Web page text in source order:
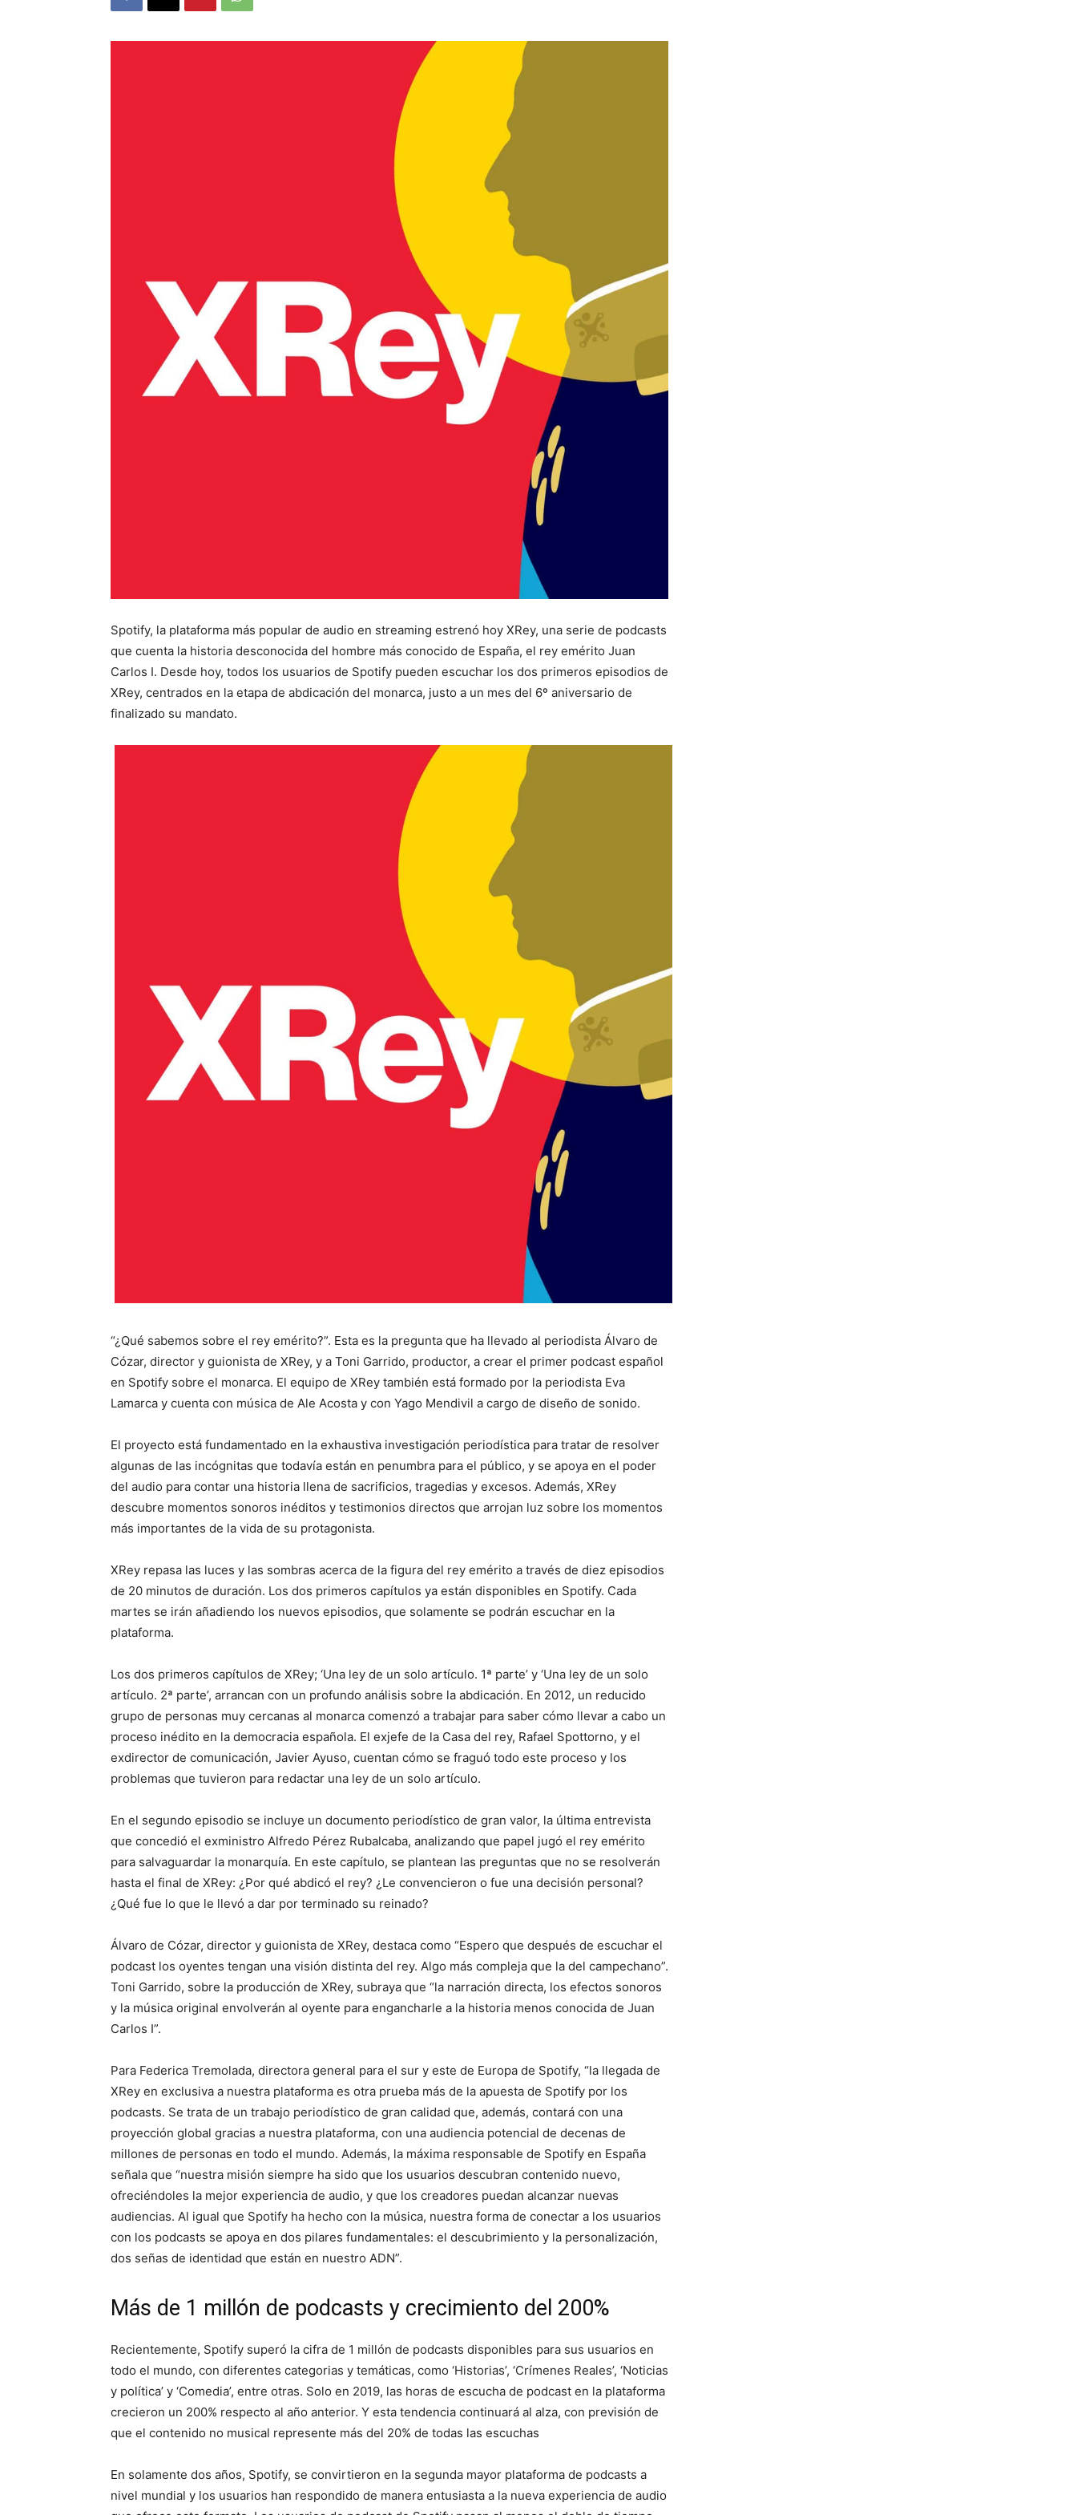
Spotify, la plataforma más popular de audio en streaming estrenó hoy XRey, una serie de podcasts
que cuenta la historia desconocida del hombre más conocido de España, el rey emérito Juan
Carlos I. Desde hoy, todos los usuarios de Spotify pueden escuchar los dos primeros episodios de
XRey, centrados en la etapa de abdicación del monarca, justo a un mes del 6º aniversario de
finalizado su mandato.
“¿Qué sabemos sobre el rey emérito?”. Esta es la pregunta que ha llevado al periodista Álvaro de
Cózar, director y guionista de XRey, y a Toni Garrido, productor, a crear el primer podcast español
en Spotify sobre el monarca. El equipo de XRey también está formado por la periodista Eva
Lamarca y cuenta con música de Ale Acosta y con Yago Mendivil a cargo de diseño de sonido.
El proyecto está fundamentado en la exhaustiva investigación periodística para tratar de resolver
algunas de las incógnitas que todavía están en penumbra para el público, y se apoya en el poder
del audio para contar una historia llena de sacrificios, tragedias y excesos. Además, XRey
descubre momentos sonoros inéditos y testimonios directos que arrojan luz sobre los momentos
más importantes de la vida de su protagonista.
XRey repasa las luces y las sombras acerca de la figura del rey emérito a través de diez episodios
de 20 minutos de duración. Los dos primeros capítulos ya están disponibles en Spotify. Cada
martes se irán añadiendo los nuevos episodios, que solamente se podrán escuchar en la
plataforma.
Los dos primeros capítulos de XRey; ‘Una ley de un solo artículo. 1ª parte’ y ‘Una ley de un solo
artículo. 2ª parte’, arrancan con un profundo análisis sobre la abdicación. En 2012, un reducido
grupo de personas muy cercanas al monarca comenzó a trabajar para saber cómo llevar a cabo un
proceso inédito en la democracia española. El exjefe de la Casa del rey, Rafael Spottorno, y el
exdirector de comunicación, Javier Ayuso, cuentan cómo se fraguó todo este proceso y los
problemas que tuvieron para redactar una ley de un solo artículo.
En el segundo episodio se incluye un documento periodístico de gran valor, la última entrevista
que concedió el exministro Alfredo Pérez Rubalcaba, analizando que papel jugó el rey emérito
para salvaguardar la monarquía. En este capítulo, se plantean las preguntas que no se resolverán
hasta el final de XRey: ¿Por qué abdicó el rey? ¿Le convencieron o fue una decisión personal?
¿Qué fue lo que le llevó a dar por terminado su reinado?
Álvaro de Cózar, director y guionista de XRey, destaca como “Espero que después de escuchar el
podcast los oyentes tengan una visión distinta del rey. Algo más compleja que la del campechano”.
Toni Garrido, sobre la producción de XRey, subraya que “la narración directa, los efectos sonoros
y la música original envolverán al oyente para engancharle a la historia menos conocida de Juan
Carlos I”.
Para Federica Tremolada, directora general para el sur y este de Europa de Spotify, “la llegada de
XRey en exclusiva a nuestra plataforma es otra prueba más de la apuesta de Spotify por los
podcasts. Se trata de un trabajo periodístico de gran calidad que, además, contará con una
proyección global gracias a nuestra plataforma, con una audiencia potencial de decenas de
millones de personas en todo el mundo. Además, la máxima responsable de Spotify en España
señala que “nuestra misión siempre ha sido que los usuarios descubran contenido nuevo,
ofreciéndoles la mejor experiencia de audio, y que los creadores puedan alcanzar nuevas
audiencias. Al igual que Spotify ha hecho con la música, nuestra forma de conectar a los usuarios
con los podcasts se apoya en dos pilares fundamentales: el descubrimiento y la personalización,
dos señas de identidad que están en nuestro ADN”.
Más de 1 millón de podcasts y crecimiento del 200%
Recientemente, Spotify superó la cifra de 1 millón de podcasts disponibles para sus usuarios en
todo el mundo, con diferentes categorias y temáticas, como ‘Historias’, ‘Crímenes Reales’, ‘Noticias
y política’ y ‘Comedia’, entre otras. Solo en 2019, las horas de escucha de podcast en la plataforma
crecieron un 200% respecto al año anterior. Y esta tendencia continuará al alza, con previsión de
que el contenido no musical represente más del 20% de todas las escuchas
En solamente dos años, Spotify, se convirtieron en la segunda mayor plataforma de podcasts a
nivel mundial y los usuarios han respondido de manera entusiasta a la nueva experiencia de audio